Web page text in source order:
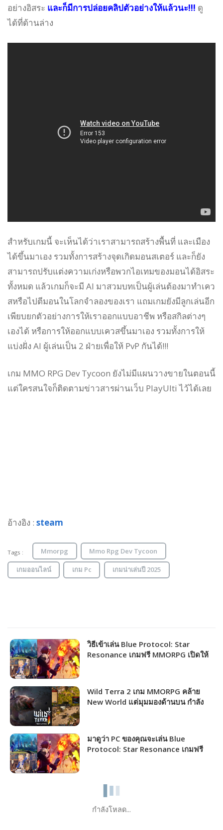
อย่างอิสระ และก็มีการปล่อยคลิปตัวอย่างให้แล้วนะ!!! ดู
ได้ที่ด้านล่าง
สำหรับเกมนี้ จะเห็นได้ว่าเราสามารถสร้างพื้นที่ และเมือง
ได้ขึ้นมาเอง รวมทั้งการสร้างจุดเกิดมอนสเตอร์ และก็ยัง
สามารถปรับแต่งความเก่งหรือพวกไอเทมของมอนได้อิสระ
ทั้งหมด แล้วเกมก็จะมี AI มาสวมบทเป็นผู้เล่นต้องมาทำเคว
สหรือไปตีมอนในโลกจำลองของเรา แถมเกมยังมีลูกเล่นอีก
เพียบยกตัวอย่างการให้เราออกแบบอาชีพ หรือสกิลต่างๆ
เองได้ หรือการให้ออกแบบเควสขึ้นมาเอง รวมทั้งการให้
แบ่งฝั่ง AI ผู้เล่นเป็น 2 ฝ่ายเพื่อให้ PvP กันได้!!!
เกม MMO RPG Dev Tycoon ยังไม่มีแผนวางขายในตอนนี้
แต่ใครสนใจก็ติดตามข่าวสารผ่านเว็บ PlayUlti ไว้ได้เลย
อ้างอิง : steam
Tags : Mmorpg Mmo Rpg Dev Tycoon
เกมออนไลน์ เกม Pc เกมน่าเล่นปี 2025
วิธีเข้าเล่น Blue Protocol: Star
Resonance เกมฟรี MMORPG เปิดให้
Wild Terra 2 เกม MMORPG คล้าย
New World แต่มุมมองด้านบน กำลัง
มาดูว่า PC ของคุณจะเล่น Blue
Protocol: Star Resonance เกมฟรี
กำลังโหลด...